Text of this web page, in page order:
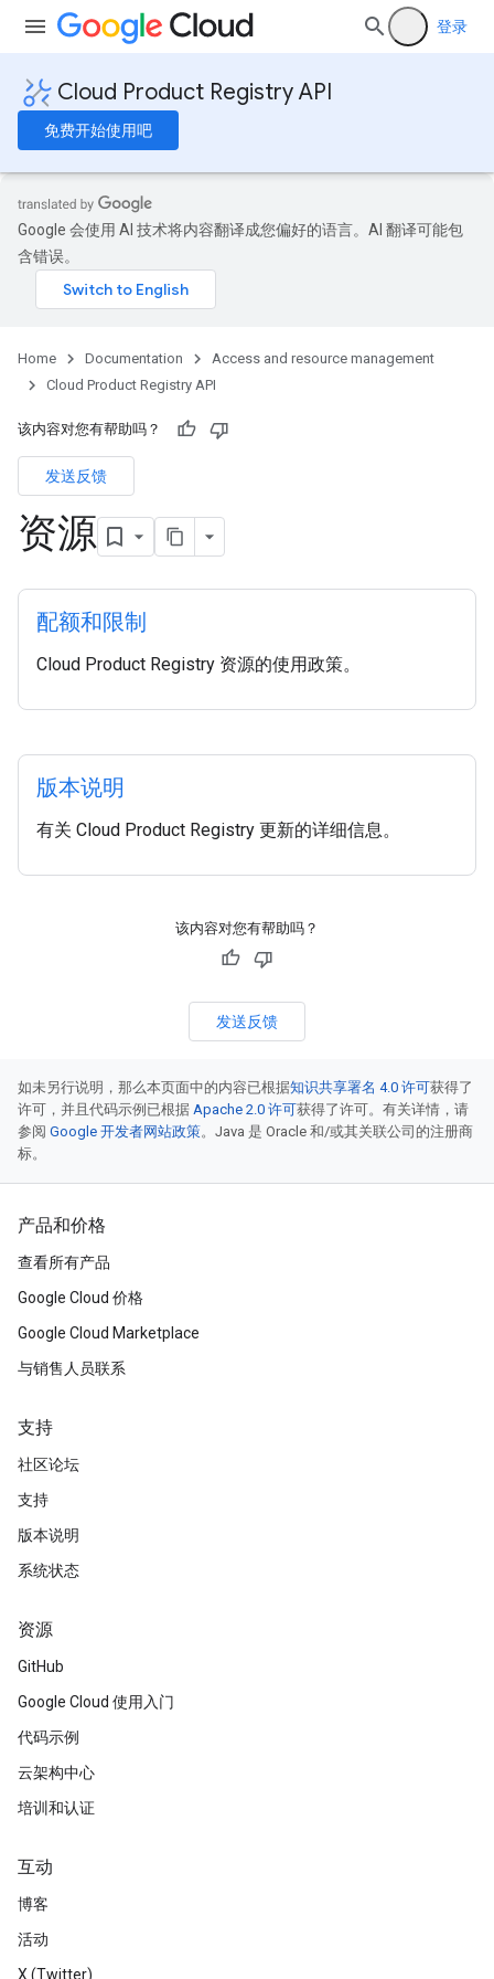
登录
Cloud Product Registry API
免费开始使用吧
Google 会使用 AI 技术将内容翻译成您偏好的语言。AI 翻译可能包
含错误。
Home Documentation
Access and resource management
Cloud Product Registry API
该内容对您有帮助吗？
发送反馈
资源
配额和限制
Cloud Product Registry 资源的使用政策。
版本说明
有关 Cloud Product Registry 更新的详细信息。
该内容对您有帮助吗？
发送反馈
如未另行说明，那么本页面中的内容已根据知识共享署名 4.0 许可获得了
许可，并且代码示例已根据 Apache 2.0 许可获得了许可。有关详情，请
参阅 Google 开发者网站政策。Java 是 Oracle 和/或其关联公司的注册商
标。
产品和价格
查看所有产品
Google Cloud 价格
Google Cloud Marketplace
与销售人员联系
支持
社区论坛
支持
版本说明
系统状态
资源
GitHub
Google Cloud 使用入门
代码示例
云架构中心
培训和认证
互动
博客
活动
X (Twitter)